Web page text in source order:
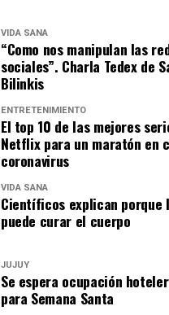
VIDA SANA
“Como nos manipulan las
sociales”. Charla Tedex de
Bilinkis
ENTRETENIMIENTO
El top 10 de las mejores
Netflix para un maratón en
coronavirus
VIDA SANA
Científicos explican porque
puede curar el cuerpo
JUJUY
Se espera ocupación
para Semana Santa